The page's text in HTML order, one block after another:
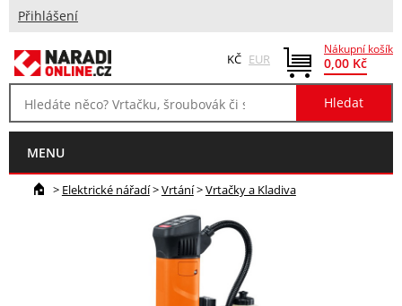
Přihlášení
Nákupní košík
0,00 Kč
KČ EUR
MENU
> Elektrické nářadí>Vrtání>Vrtačky a Kladiva